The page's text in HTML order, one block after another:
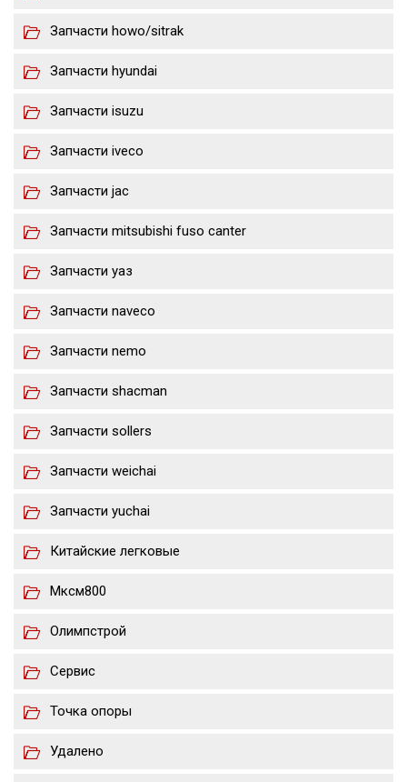
Запчасти howo/sitrak
Запчасти hyundai
Запчасти isuzu
Запчасти iveco
Запчасти jac
Запчасти mitsubishi fuso canter
Запчасти уаз
Запчасти naveco
Запчасти nemo
Запчасти shacman
Запчасти sollers
Запчасти weichai
Запчасти yuchai
Китайские легковые
Мксм800
Олимпстрой
Сервис
Точка опоры
Удалено